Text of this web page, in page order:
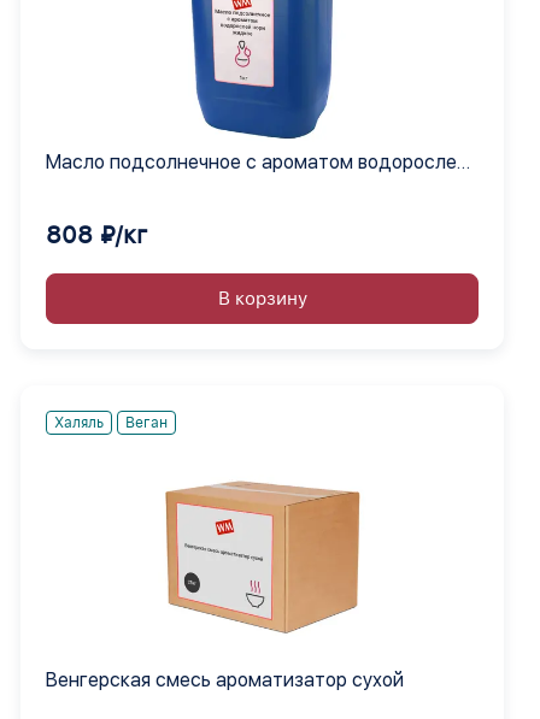
Масло подсолнечное с ароматом водорослей
808 ₽/кг
В корзину
Халяль Веган
Венгерская смесь ароматизатор сухой